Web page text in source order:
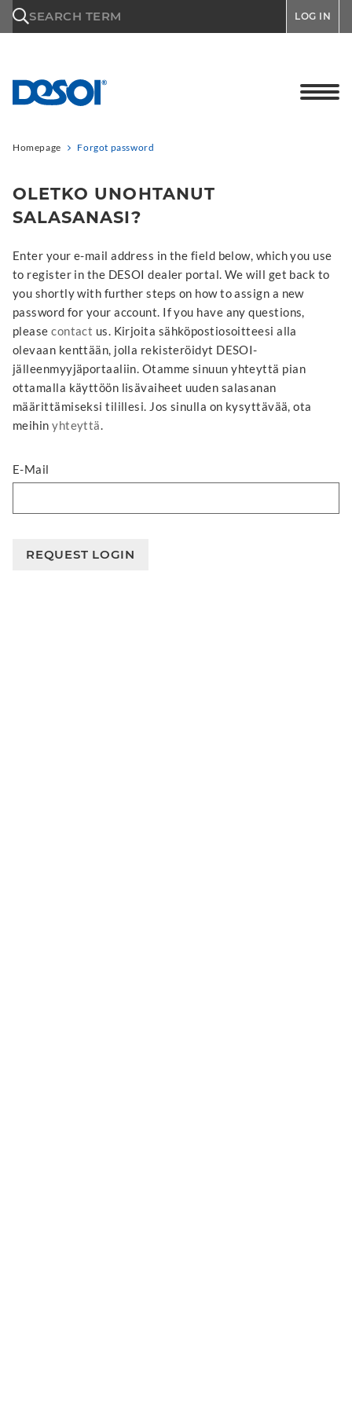
SEARCH TERM LOG IN
Homepage Forgot password
OLETKO UNOHTANUT
SALASANASI?
Enter your e-mail address in the field below, which you use
to register in the DESOI dealer portal. We will get back to
you shortly with further steps on how to assign a new
password for your account. If you have any questions,
pleasecontact us. Kirjoita sähköpostiosoitteesi alla
olevaan kenttään, jolla rekisteröidyt DESOI-
jälleenmyyjäportaaliin. Otamme sinuun yhteyttä pian
ottamalla käyttöön lisävaiheet uuden salasanan
määrittämiseksi tilillesi. Jos sinulla on kysyttävää, ota
meihin yhteyttä.
E-Mail